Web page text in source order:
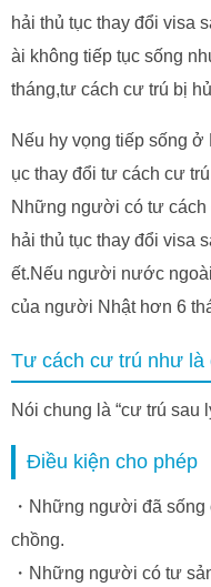
hải thủ tục thay đổi visa
ài không tiếp tục sống
tháng,tư cách cư trú bị
Nếu hy vọng tiếp sống
ục thay đổi tư cách cư
Những người có tư cách
hải thủ tục thay đổi visa
ết.Nếu người nước
của người Nhật hơn 6
Tư cách cư trú như là
Nói chung là “cư trú sau
Điều kiện cho phép
・Những người đã
chồng.
・Những người có tư